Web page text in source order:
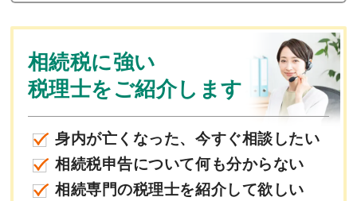
相続税に強い
税理士をご紹介します
身内が亡くなった、今すぐ相談したい
相続税申告について何も分からない
相続専門の税理士を紹介して欲しい